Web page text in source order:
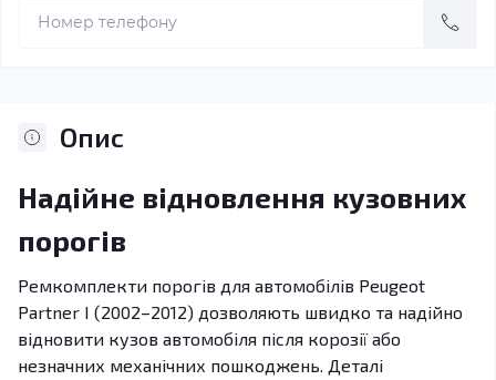
Опис
Надійне відновлення кузовних
порогів
Ремкомплекти порогів для автомобілів Peugeot
Partner I (2002–2012) дозволяють швидко та надійно
відновити кузов автомобіля після корозії або
незначних механічних пошкоджень. Деталі